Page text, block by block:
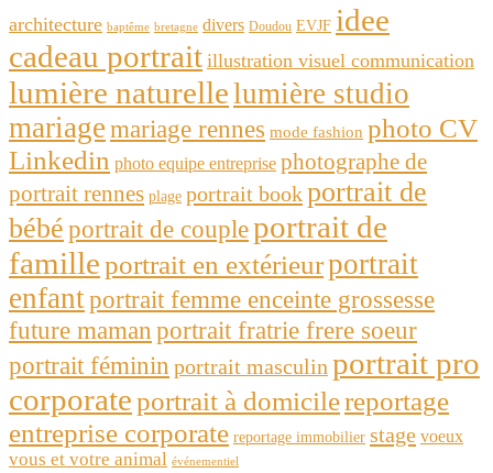
architecture baptême bretagne divers Doudou EVJF idee
cadeau portrait illustration visuel communication
lumière naturellelumière studio
mariagemariage rennes mode fashion photo CV
Linkedin photo equipe entreprise photographe de
portrait rennes plage portrait bookportrait de
bébéportrait de coupleportrait de
familleportrait en extérieurportrait
enfantportrait femme enceinte grossesse
future maman portrait fratrie frere soeur
portrait féminin portrait masculin portrait pro
corporateportrait à domicilereportage
entreprise corporate reportage immobilier stage voeux
vous et votre animal événementiel